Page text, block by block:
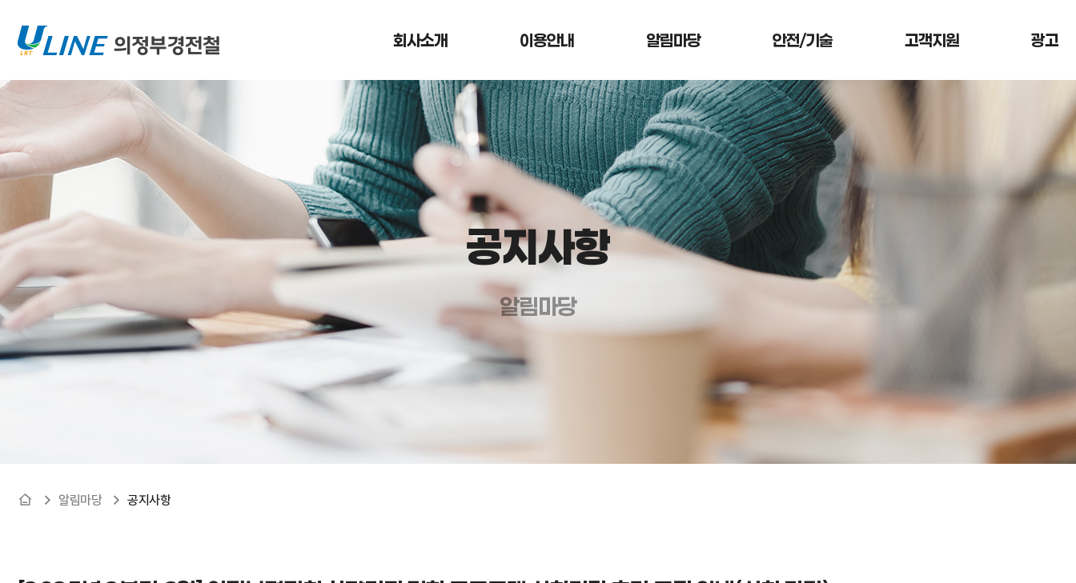
회사소개 이용안내 알림마당 안전/기술 고객지원 광고
공지사항
알림마당
알림마당 공지사항